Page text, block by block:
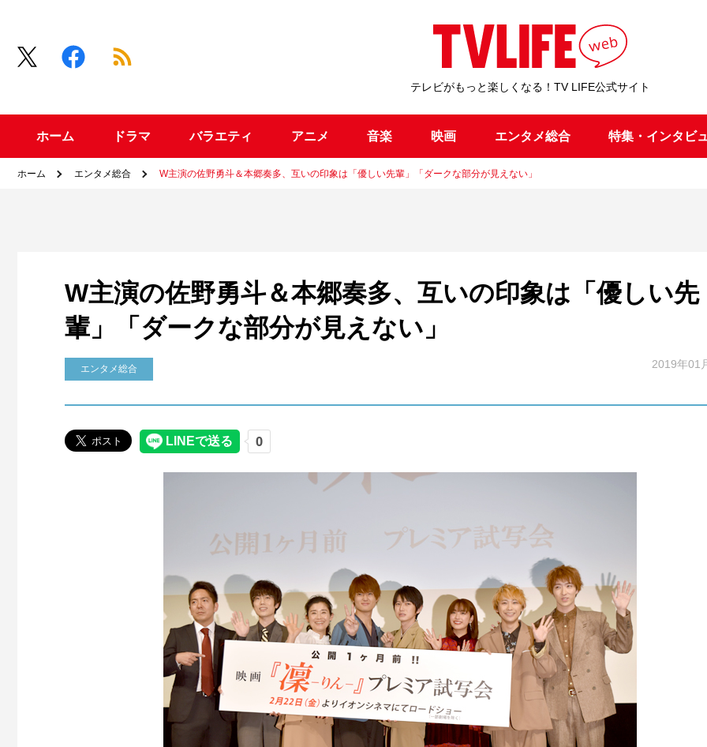
テレビがもっと楽しくなる！TV LIFE公式サイト
ホーム ドラマ バラエティ アニメ 音楽 映画 エンタメ総合 特集・インタビ
ホーム エンタメ総合 W主演の佐野勇斗＆本郷奏多、互いの印象は「優しい先輩」「ダークな部分が見えない」
W主演の佐野勇斗＆本郷奏多、互いの印象は「優しい先
輩」「ダークな部分が見えない」
エンタメ総合 2019年01